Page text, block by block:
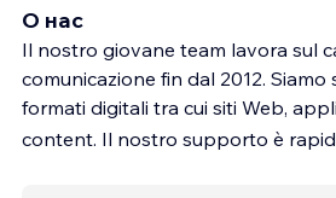
О нас
Il nostro giovane team lavora sul
comunicazione fin dal 2012. Siamo
formati digitali tra cui siti Web,
content. Il nostro supporto è